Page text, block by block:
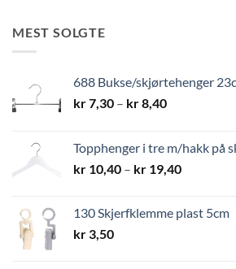
MEST SOLGTE
688 Bukse/skjørtehenger
kr7,30 – kr8,40Prisområde:
kr 8,40
Topphenger i tre m/hakk på
kr 10,40 – kr 19,40
kr 19,40
130 Skjerfklemme plast 5cm
kr 3,50